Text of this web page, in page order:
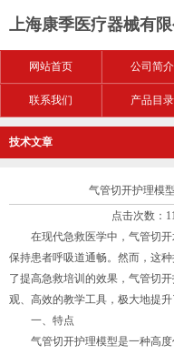
上海康季医疗器械有限
网站首页 公司简介
联系我们 产品目录
技术文章
气管切开护理模
点击次数：
在现代急救医学中，气管切开
保持患者呼吸道通畅。然而，这
了提高急救培训的效果，气管切
观、高效的教学工具，极大地提
一、特点
气管切开护理模型是一种高度